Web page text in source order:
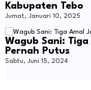
Kabupaten Tebo
Jumat, Januari 10, 2025
Wagub Sani:
Pernah Putus
Sabtu, Juni 15, 2024